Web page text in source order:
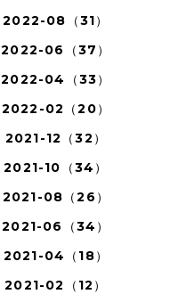
2022-08（31）
2022-06（37）
2022-04（33）
2022-02（20）
2021-12（32）
2021-10（34）
2021-08（26）
2021-06（34）
2021-04（18）
2021-02（12）